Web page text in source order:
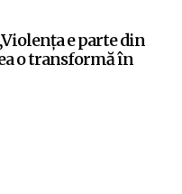
e parte din
o transformă în